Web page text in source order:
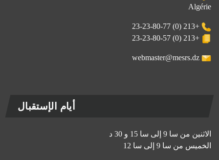
Algérie
+213 (0) 23-23-80-77
+213 (0) 23-23-80-57
webmaster@mesrs.dz
أيام الإستقبال
الاثنين من سا 9 إلى سا 15 و 30 د
الخميس من سا 9 إلى سا 12